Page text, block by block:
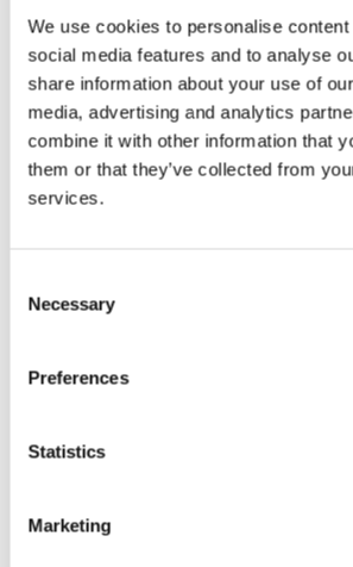
We use cookies to personalise
social media features and to analyse
share information about your use of
media, advertising and analytics
combine it with other information that
them or that they’ve collected from
services.
Selection
Necessary
Preferences
Statistics
Marketing
Ph.d.-afhandling